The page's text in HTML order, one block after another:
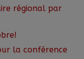
régional par
la conférence